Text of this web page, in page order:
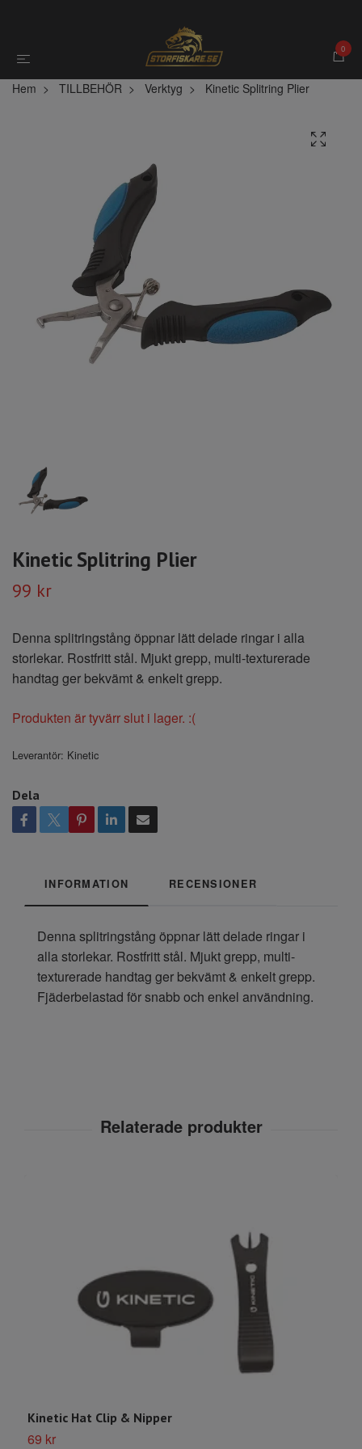
0
Hem TILLBEHÖR Verktyg Kinetic Splitring Plier
Kinetic Splitring Plier
99 kr
Denna splitringstång öppnar lätt delade ringar i alla
storlekar. Rostfritt stål. Mjukt grepp, multi-texturerade
handtag ger bekvämt & enkelt grepp.
Produkten är tyvärr slut i lager. :(
Leverantör: Kinetic
Dela
INFORMATION RECENSIONER
Denna splitringstång öppnar lätt delade ringar i
alla storlekar. Rostfritt stål. Mjukt grepp, multi-
texturerade handtag ger bekvämt & enkelt grepp.
Fjäderbelastad för snabb och enkel användning.
Kinetic Hat Clip & Nipper
69 kr